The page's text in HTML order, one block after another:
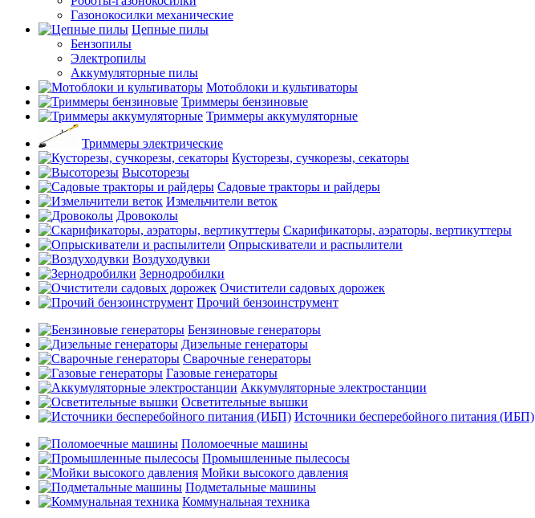
Газонокосилки механические
Цепные пилы
Бензопилы
Электропилы
Аккумуляторные пилы
Мотоблоки и культиваторы
Триммеры бензиновые
Триммеры аккумуляторные
Триммеры электрические
Кусторезы, сучкорезы, секаторы
Высоторезы
Садовые тракторы и райдеры
Измельчители веток
Дровоколы
Скарификаторы, аэраторы, вертикуттеры
Опрыскиватели и распылители
Воздуходувки
Зернодробилки
Очистители садовых дорожек
Прочий бензоинструмент
Бензиновые генераторы
Дизельные генераторы
Сварочные генераторы
Газовые генераторы
Аккумуляторные электростанции
Осветительные вышки
Источники бесперебойного питания (ИБП)
Поломоечные машины
Промышленные пылесосы
Мойки высокого давления
Подметальные машины
Коммунальная техника